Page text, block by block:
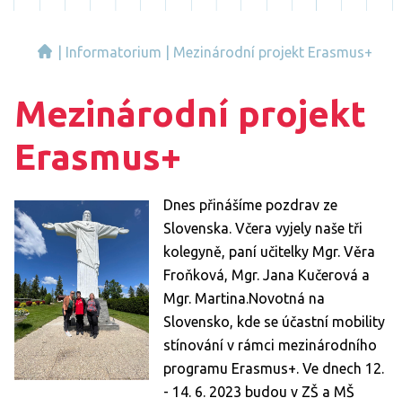
Informatorium Mezinárodní projekt Erasmus+
Mezinárodní projekt
Erasmus+
Dnes přinášíme pozdrav ze
Slovenska. Včera vyjely naše tři
kolegyně, paní učitelky Mgr. Věra
Froňková, Mgr. Jana Kučerová a
Mgr. Martina.Novotná na
Slovensko, kde se účastní mobility
stínování v rámci mezinárodního
programu Erasmus+. Ve dnech 12.
- 14. 6. 2023 budou v ZŠ a MŠ